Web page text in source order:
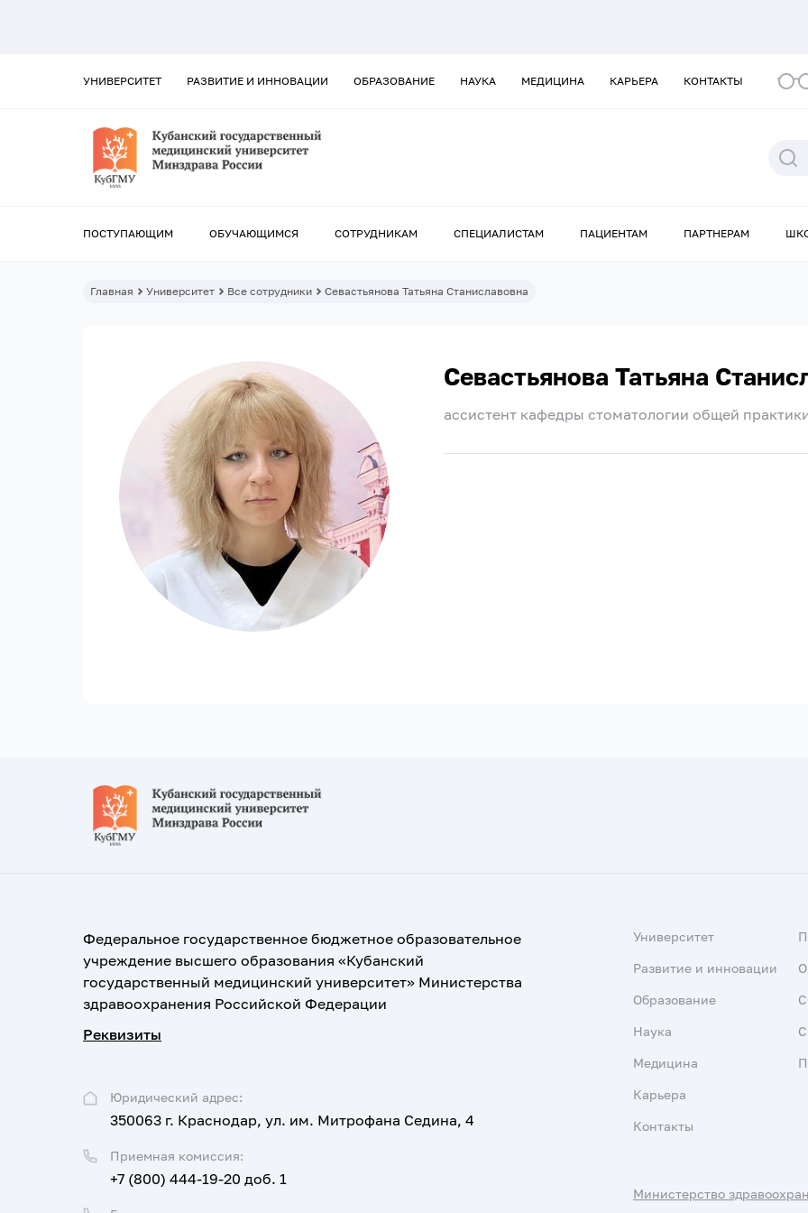
УНИВЕРСИТЕТ РАЗВИТИЕ И ИННОВАЦИИ ОБРАЗОВАНИЕ НАУКА МЕДИЦИНА КАРЬЕРА КОНТАКТЫ
ПОСТУПАЮЩИМ ОБУЧАЮЩИМСЯ СОТРУДНИКАМ СПЕЦИАЛИСТАМ ПАЦИЕНТАМ ПАРТНЕРАМ
Главная Университет Все сотрудники Севастьянова Татьяна Станиславовна
Севастьянова Татьяна
ассистент кафедры стоматологии общей
Федеральное государственное бюджетное образовательное
учреждение высшего образования «Кубанский
государственный медицинский университет» Министерства
здравоохранения Российской Федерации
Реквизиты
Юридический адрес:
350063 г. Краснодар, ул. им. Митрофана Седина, 4
Приемная комиссия:
+7 (800) 444-19-20 доб. 1
Университет
Развитие и инновации
Образование
Наука
Медицина
Карьера
Контакты
Министерство